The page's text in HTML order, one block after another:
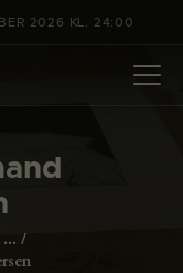
2026 KL. 24:00
...